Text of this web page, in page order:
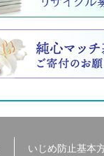
いじめ防止基本